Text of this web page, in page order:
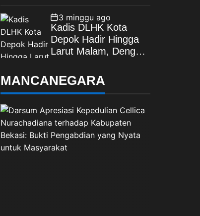
Negeri
3 minggu ago
Kadis DLHK Kota
Depok Hadir Hingga
Larut Malam, Dengar
Retribusi Sampah di
MANCANEGARA